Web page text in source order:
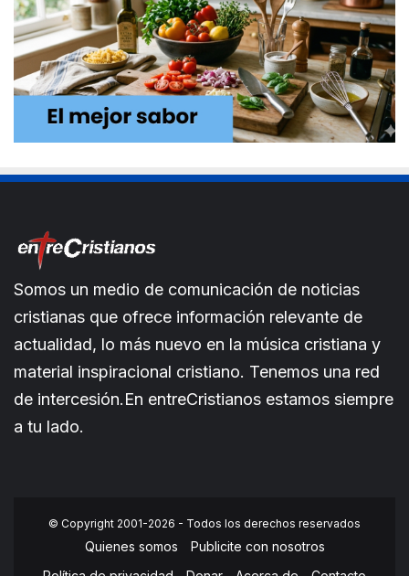
Somos un medio de comunicación de noticias
cristianas que ofrece información relevante de
actualidad, lo más nuevo en la música cristiana y
material inspiracional cristiano. Tenemos una red
de intercesión.En entreCristianos estamos siempre
a tu lado.
© Copyright 2001-2026 - Todos los derechos reservados
Quienes somos
Publicite con nosotros